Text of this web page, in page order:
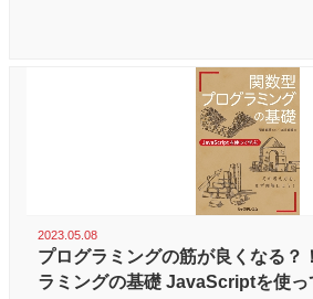
2023.05.08
プログラミングの筋が良くなる？
ラミングの基礎 JavaScriptを使っ